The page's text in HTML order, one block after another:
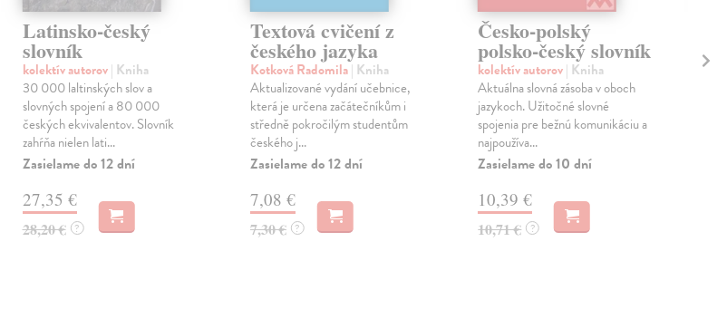
Latinsko-český
slovník
kolektív autorov| Kniha
30 000 laltinských slov a
slovných spojení a 80 000
českých ekvivalentov. Slovník
zahŕňa nielen lati...
Zasielame do 12 dní
27,35 €
28,20 € ?
Textová cvičení z
českého jazyka
Kotková Radomila| Kniha
Aktualizované vydání učebnice,
která je určena začátečníkům i
středně pokročilým studentům
českého j...
Zasielame do 12 dní
7,08 €
7,30 € ?
Česko-polský
polsko-český slovník
kolektív autorov| Kniha
Aktuálna slovná zásoba v oboch
jazykoch. Užitočné slovné
spojenia pre bežnú komunikáciu a
najpoužíva...
Zasielame do 10 dní
10,39 €
10,71 € ?